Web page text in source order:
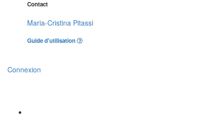
Contact
Maria-Cristina Pitassi
Guide d'utilisation
Connexion